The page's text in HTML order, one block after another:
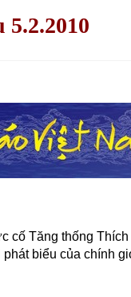
cố Tăng thống
biểu của chính